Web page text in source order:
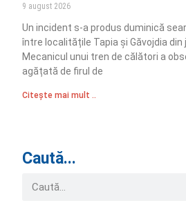
9 august 2026
Un incident s-a produs duminică
între localitățile Tapia și Găvojdia din
Mecanicul unui tren de călători a
agățată de firul de
Citește mai mult ..
Caută...